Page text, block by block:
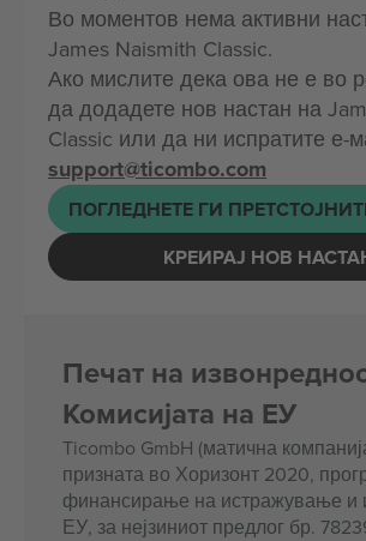
Во моментов нема активни
James Naismith Classic.
Ако мислите дека ова не е во
да додадете нов настан на
Classic или да ни испратите е-
support@ticombo.com
ПОГЛЕДНЕТЕ ГИ
КРЕИРАЈ НОВ
Печат на
Комисијата на ЕУ
Ticombo GmbH (матична
призната во Хоризонт 2020,
финансирање на истражување и
ЕУ, за нејзиниот предлог бр.